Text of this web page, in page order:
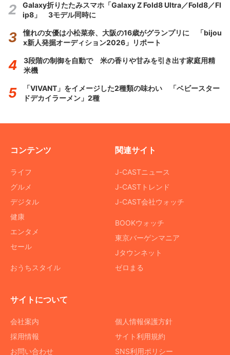
Galaxy折りたたみスマホ「Galaxy Z Fold8 Ultra／Fold8／Fl
ip8」 3モデル同時に
憧れの女優は小松菜奈、大阪の16歳がグランプリに 「bijou
x新人発掘オーディション2026」リポート
3段階の制御を自動で 米の香りや甘みを引き出す家庭用精
米機
「VIVANT」をイメージした2種類の味わい 「ベビースター
ドデカイラーメン」2種
コンテンツ
ライフ
グルメ
デジタル
健康
エンタメ
セール
おうちスタイル
関連サイト
J-CASTニュース
J-CASTトレンド
J-CAST会社ウォッチ
BOOKウォッチ
東京バーゲンマニア
Jタウンネット
ゼロまる
サイトについて
会社案内
採用情報
お問い合わせ
個人情報保護方針
サイト利用規約
SNS利用ポリシー